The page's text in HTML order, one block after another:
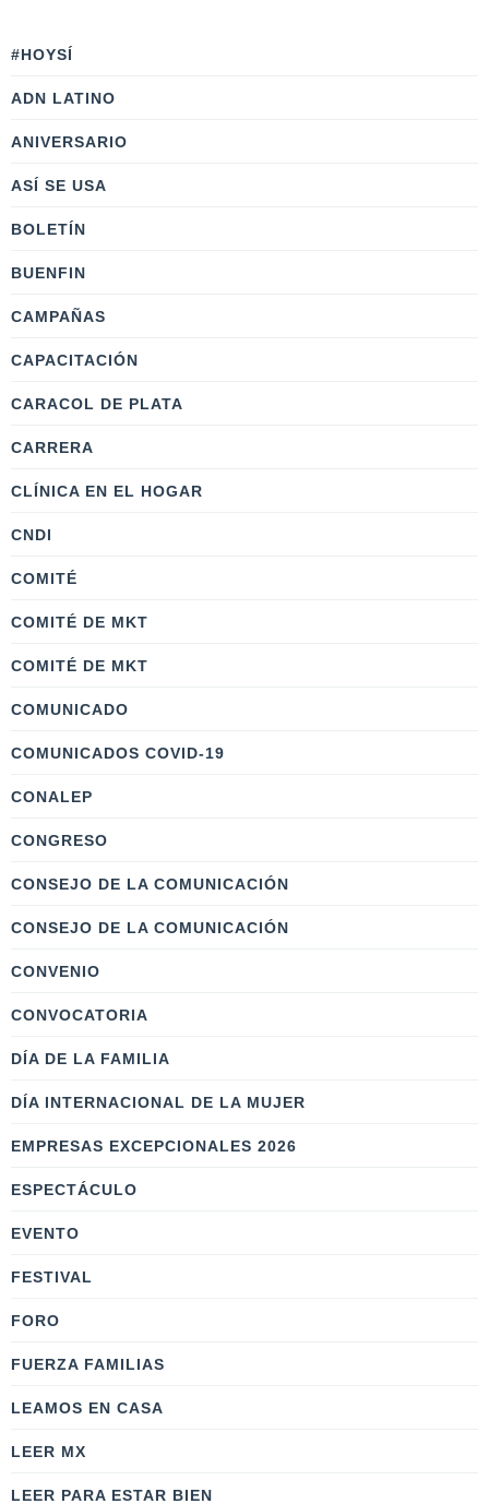
#HOYSÍ
ADN LATINO
ANIVERSARIO
ASÍ SE USA
BOLETÍN
BUENFIN
CAMPAÑAS
CAPACITACIÓN
CARACOL DE PLATA
CARRERA
CLÍNICA EN EL HOGAR
CNDI
COMITÉ
COMITÉ DE MKT
COMITÉ DE MKT
COMUNICADO
COMUNICADOS COVID-19
CONALEP
CONGRESO
CONSEJO DE LA COMUNICACIÓN
CONSEJO DE LA COMUNICACIÓN
CONVENIO
CONVOCATORIA
DÍA DE LA FAMILIA
DÍA INTERNACIONAL DE LA MUJER
EMPRESAS EXCEPCIONALES 2026
ESPECTÁCULO
EVENTO
FESTIVAL
FORO
FUERZA FAMILIAS
LEAMOS EN CASA
LEER MX
LEER PARA ESTAR BIEN